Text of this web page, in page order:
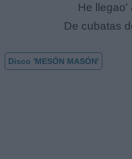
He llegao'
De cubatas
Disco 'MESÓN MASÓN'